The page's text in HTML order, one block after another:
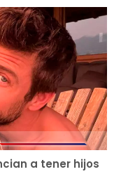
a tener hijos